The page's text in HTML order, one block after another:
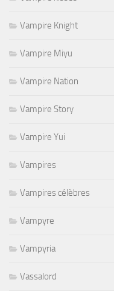
Vampire Knight
Vampire Miyu
Vampire Nation
Vampire Story
Vampire Yui
Vampires
Vampires célèbres
Vampyre
Vampyria
Vassalord